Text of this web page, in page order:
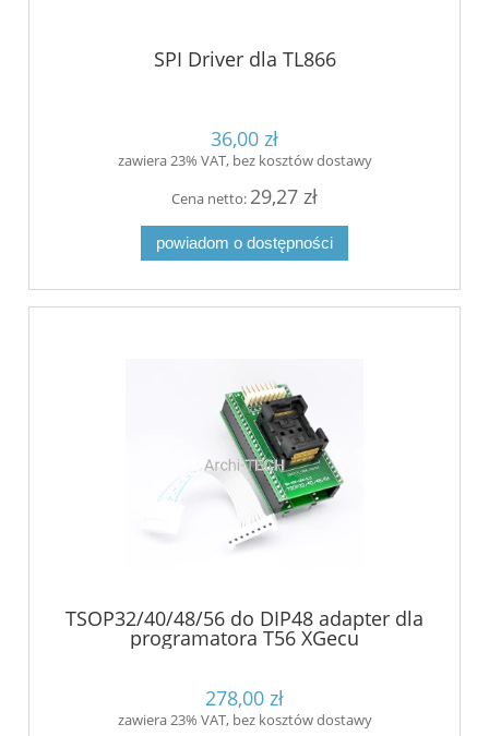
SPI Driver dla TL866
36,00 zł
zawiera 23% VAT, bez kosztów dostawy
Cena netto: 29,27 zł
powiadom o dostępności
TSOP32/40/48/56 do DIP48 adapter dla
programatora T56 XGecu
278,00 zł
zawiera 23% VAT, bez kosztów dostawy